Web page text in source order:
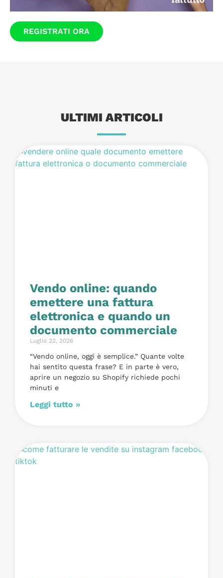
REGISTRATI ORA
ULTIMI ARTICOLI
Vendo online: quando
emettere una fattura
elettronica e quando un
documento commerciale
Luglio 22, 2026
“Vendo online, oggi è semplice.” Quante volte
hai sentito questa frase? E in parte è vero,
aprire un negozio su Shopify richiede pochi
minuti e
Leggi tutto »